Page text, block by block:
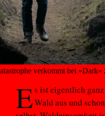
verkommt bei
Es ist eigentlich
Wald aus und